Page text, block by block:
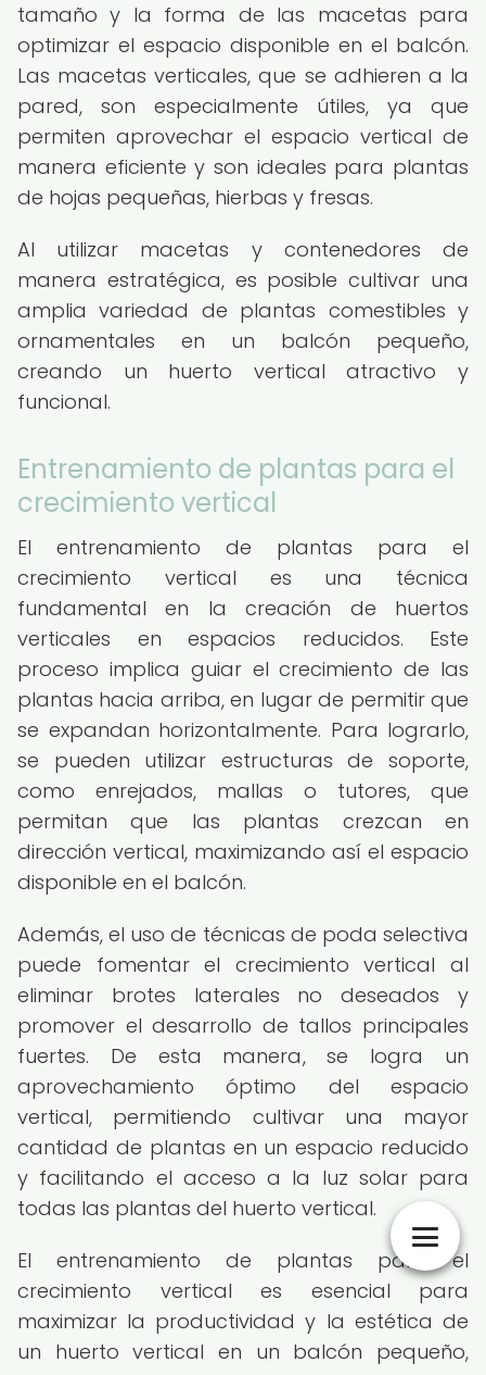
tamaño y la forma de las macetas para
optimizar el espacio disponible en el balcón.
Las macetas verticales, que se adhieren a la
pared, son especialmente útiles, ya que
permiten aprovechar el espacio vertical de
manera eficiente y son ideales para plantas
de hojas pequeñas, hierbas y fresas.
Al utilizar macetas y contenedores de
manera estratégica, es posible cultivar una
amplia variedad de plantas comestibles y
ornamentales en un balcón pequeño,
creando un huerto vertical atractivo y
funcional.
Entrenamiento de plantas para el
crecimiento vertical
El entrenamiento de plantas para el
crecimiento vertical es una técnica
fundamental en la creación de huertos
verticales en espacios reducidos. Este
proceso implica guiar el crecimiento de las
plantas hacia arriba, en lugar de permitir que
se expandan horizontalmente. Para lograrlo,
se pueden utilizar estructuras de soporte,
como enrejados, mallas o tutores, que
permitan que las plantas crezcan en
dirección vertical, maximizando así el espacio
disponible en el balcón.
Además, el uso de técnicas de poda selectiva
puede fomentar el crecimiento vertical al
eliminar brotes laterales no deseados y
promover el desarrollo de tallos principales
fuertes. De esta manera, se logra un
aprovechamiento óptimo del espacio
vertical, permitiendo cultivar una mayor
cantidad de plantas en un espacio reducido
y facilitando el acceso a la luz solar para
todas las plantas del huerto vertical.
El entrenamiento de plantas para el
crecimiento vertical es esencial para
maximizar la productividad y la estética de
un huerto vertical en un balcón pequeño,